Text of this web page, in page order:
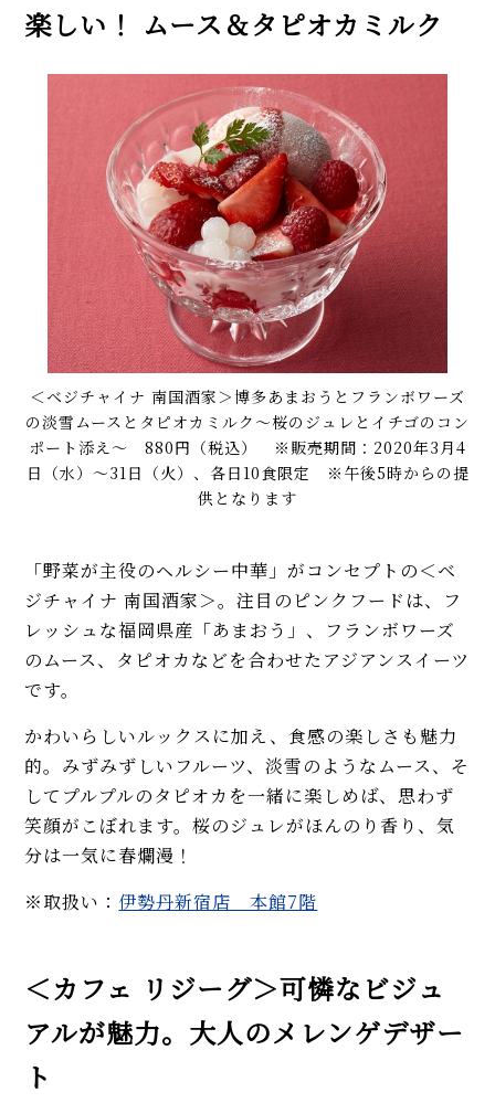
楽しい！ ムース＆タピオカミルク
＜ベジチャイナ 南国酒家＞博多あまおうとフランボワーズ
の淡雪ムースとタピオカミルク〜桜のジュレとイチゴのコン
ポート添え〜 880円（税込） ※販売期間：2020年3月4
日（水）〜31日（火）、各日10食限定 ※午後5時からの提
供となります
「野菜が主役のヘルシー中華」がコンセプトの＜ベ
ジチャイナ 南国酒家＞。注目のピンクフードは、フ
レッシュな福岡県産「あまおう」、フランボワーズ
のムース、タピオカなどを合わせたアジアンスイーツ
です。
かわいらしいルックスに加え、食感の楽しさも魅力
的。みずみずしいフルーツ、淡雪のようなムース、そ
してプルプルのタピオカを一緒に楽しめば、思わず
笑顔がこぼれます。桜のジュレがほんのり香り、気
分は一気に春爛漫！
※取扱い： 伊勢丹新宿店 本館7階
＜カフェ リジーグ＞可憐なビジュ
アルが魅力。大人のメレンゲデザー
ト